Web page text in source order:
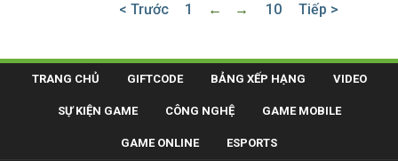
< Trước 1 ← → 10 Tiếp >
TRANG CHỦ GIFTCODE BẢNG XẾP HẠNG VIDEO
SỰ KIỆN GAME CÔNG NGHỆ GAME MOBILE
GAME ONLINE ESPORTS